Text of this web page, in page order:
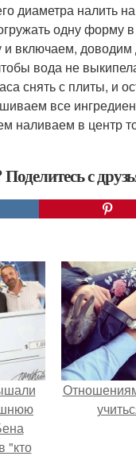
диаметра налить
одну форму
включаем,
вода не
снять с плиты, и
все
наливаем в центр
с
"кто